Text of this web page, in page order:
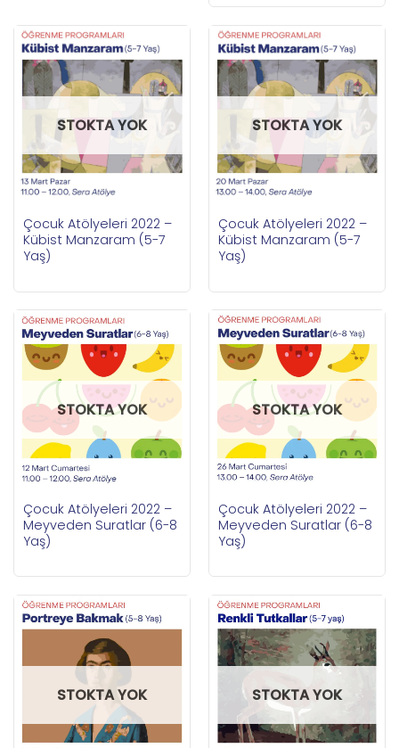
STOKTA YOK
Çocuk Atölyeleri 2022 –
Kübist Manzaram (5-7
Yaş)
STOKTA YOK
Çocuk Atölyeleri 2022 –
Kübist Manzaram (5-7
Yaş)
STOKTA YOK
Çocuk Atölyeleri 2022 –
Meyveden Suratlar (6-8
Yaş)
STOKTA YOK
Çocuk Atölyeleri 2022 –
Meyveden Suratlar (6-8
Yaş)
STOKTA YOK STOKTA YOK